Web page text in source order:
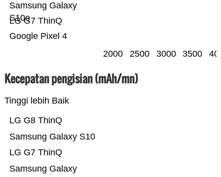
Google Pixel 4
LG G7 ThinQ
Samsung Galaxy
S10e
2000 2500 3000 3500
Kecepatan pengisian (mAh/mn)
Tinggi lebih Baik
Samsung Galaxy
LG G7 ThinQ
Samsung Galaxy S10
LG G8 ThinQ